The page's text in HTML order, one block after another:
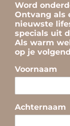
Word
Ontvang als
nieuwste
specials uit
Als warm
op je
Voornaam
Achternaam